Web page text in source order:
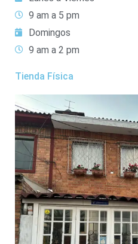
9 am a 5 pm
Domingos
9 am a 2 pm
Tienda Física